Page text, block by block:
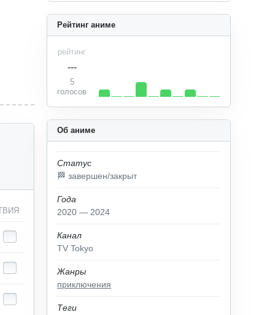
Об аниме
Статус
🏁 завершен/закрыт
Года
2020 — 2024
Канал
TV Tokyo
Жанры
приключения
Теги
Рейтинг аниме
рейтинг
---
5
голосов